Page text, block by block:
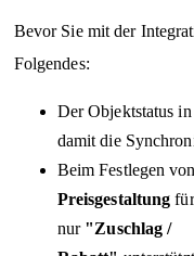
Bevor Sie mit der
Folgendes:
Der Objektstatus in
damit die
Beim Festlegen von
Preisgestaltung
nur "Zuschlag /